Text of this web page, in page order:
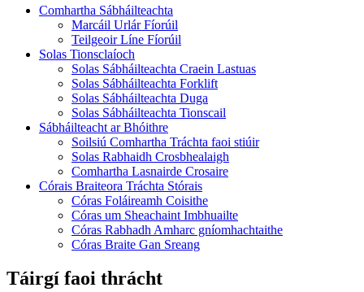
Comhartha Sábháilteachta
Marcáil Urlár Fíorúil
Teilgeoir Líne Fíorúil
Solas Tionsclaíoch
Solas Sábháilteachta Craein Lastuas
Solas Sábháilteachta Forklift
Solas Sábháilteachta Duga
Solas Sábháilteachta Tionscail
Sábháilteacht ar Bhóithre
Soilsiú Comhartha Tráchta faoi stiúir
Solas Rabhaidh Crosbhealaigh
Comhartha Lasnairde Crosaire
Córais Braiteora Tráchta Stórais
Córas Foláireamh Coisithe
Córas um Sheachaint Imbhuailte
Córas Rabhadh Amharc gníomhachtaithe
Córas Braite Gan Sreang
Táirgí faoi thrácht